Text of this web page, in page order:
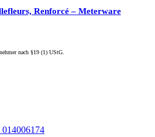
Renforcé – Meterware
nach §19 (1) UStG.